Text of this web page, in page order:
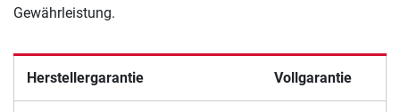
Gewährleistung.
Herstellergarantie Vollgarantie